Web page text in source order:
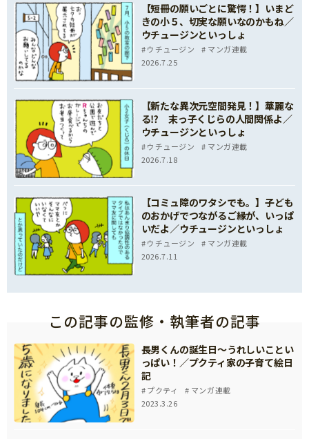
【短冊の願いごとに驚愕！】いまど
きの小５、切実な願いなのかもね／
ウチュージンといっしょ
ウチュージン
マンガ連載
2026.7.25
【新たな異次元空間発見！】華麗な
る⁉ 末っ子くじらの人間関係よ／
ウチュージンといっしょ
ウチュージン
マンガ連載
2026.7.18
【コミュ障のワタシでも。】子ども
のおかげでつながるご縁が、いっぱ
いだよ／ウチュージンといっしょ
ウチュージン
マンガ連載
2026.7.11
この記事の監修・執筆者の記事
長男くんの誕生日～うれしいことい
っぱい！／プクティ家の子育て絵日
記
プクティ
マンガ連載
2023.3.26